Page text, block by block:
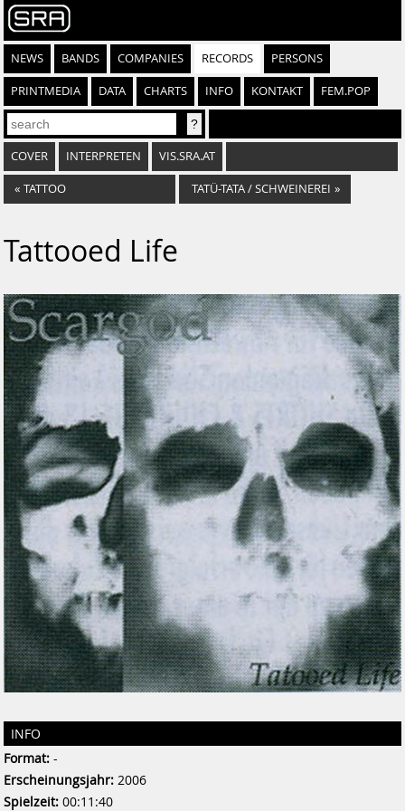
NEWS BANDS COMPANIES RECORDS PERSONS
PRINTMEDIA DATA CHARTS INFO KONTAKT FEM.POP
COVER INTERPRETEN VIS.SRA.AT
« TATTOO TATÜ-TATA / SCHWEINEREI »
Tattooed Life
INFO
Format: -
Erscheinungsjahr: 2006
Spielzeit: 00:11:40